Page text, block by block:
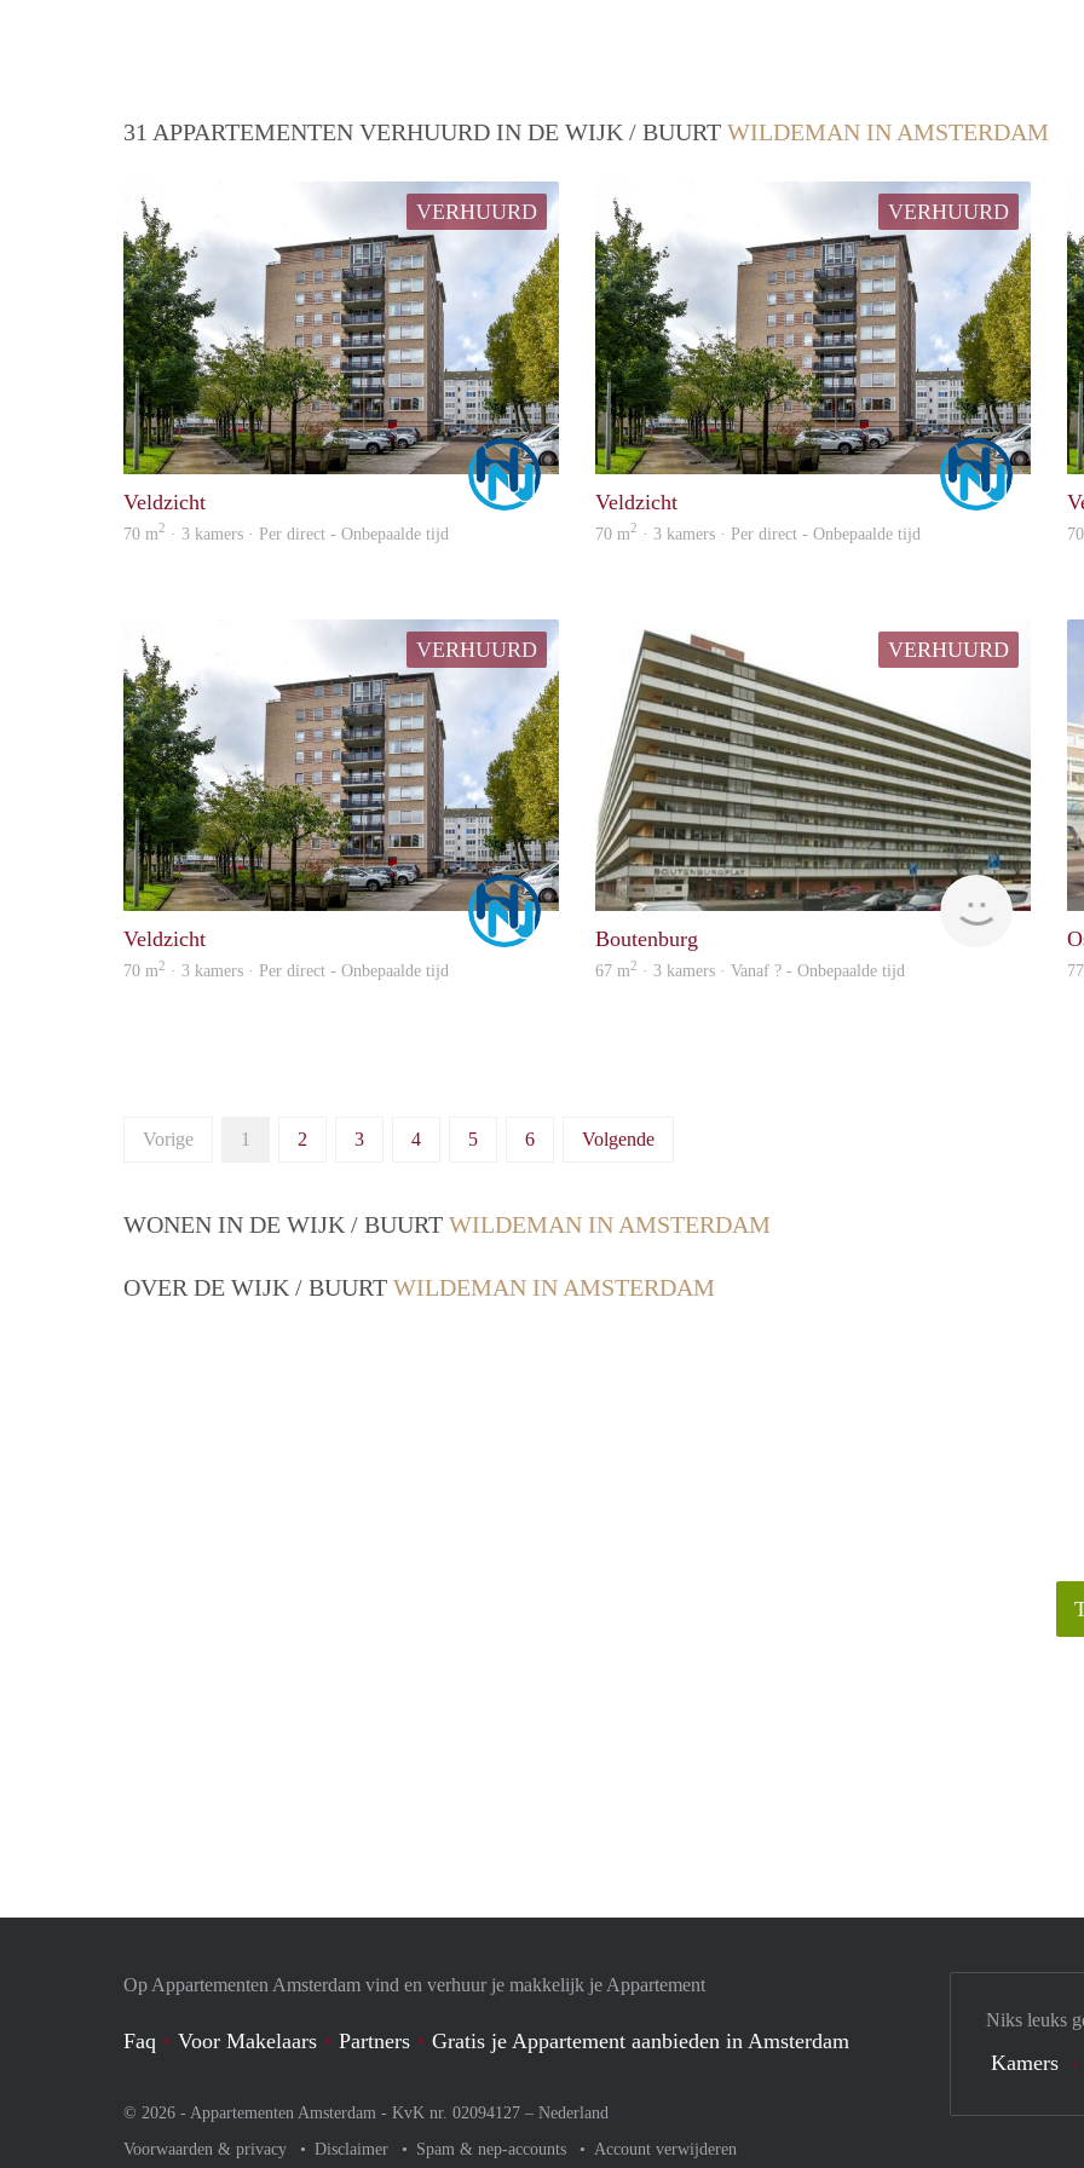
31 APPARTEMENTEN VERHUURD IN DE WIJK / BUURT WILDEMAN IN AMSTERDAM
VERHUURD
Marco
Veldzicht
70 m2 · 3 kamers · Per direct - Onbepaalde tijd
VERHUURD
Marco
Veldzicht
70 m2 · 3 kamers · Per direct - Onbepaalde tijd
VERHUURD
Marco
Veldzicht
70 m2 · 3 kamers · Per direct - Onbepaalde tijd
VERHUURD
Woning
Boutenburg
67 m2 · 3 kamers · Vanaf ? - Onbepaalde tijd
Vorige 1 2 3 4 5 6 Volgende
WONEN IN DE WIJK / BUURT WILDEMAN IN AMSTERDAM
OVER DE WIJK / BUURT WILDEMAN IN AMSTERDAM
Op Appartementen Amsterdam vind en verhuur je makkelijk je Appartement
Faq Voor Makelaars Partners Gratis je Appartement aanbieden in Amsterdam
© 2026 - Appartementen Amsterdam - KvK nr. 02094127 – Nederland
Voorwaarden & privacy
Disclaimer Spam & nep-accounts Account verwijderen
Niks leuks
Kamers